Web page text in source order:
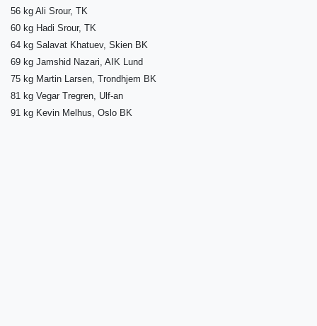
56 kg Ali Srour, TK
60 kg Hadi Srour, TK
64 kg Salavat Khatuev, Skien BK
69 kg Jamshid Nazari, AIK Lund
75 kg Martin Larsen, Trondhjem BK
81 kg Vegar Tregren, Ulf-an
91 kg Kevin Melhus, Oslo BK